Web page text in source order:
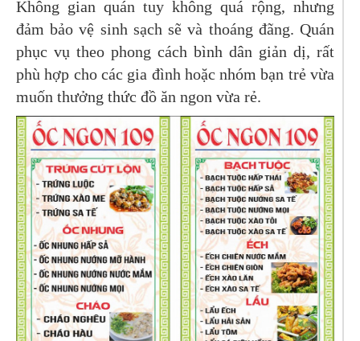
Không gian quán tuy không quá rộng, nhưng
đảm bảo vệ sinh sạch sẽ và thoáng đãng. Quán
phục vụ theo phong cách bình dân giản dị, rất
phù hợp cho các gia đình hoặc nhóm bạn trẻ vừa
muốn thưởng thức đồ ăn ngon vừa rẻ.